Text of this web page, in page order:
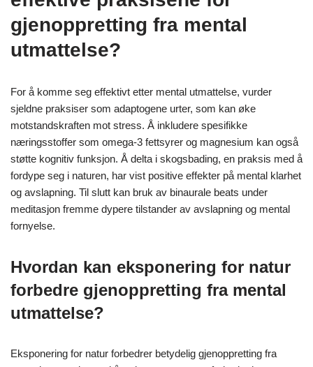
Hva er de sjeldne, men
effektive praksisene for
gjenoppretting fra mental
utmattelse?
For å komme seg effektivt etter mental utmattelse, vurder
motstandskraften mot stress. Å inkludere spesifikke
næringsstoffer som omega-3 fettsyrer og magnesium kan også
støtte kognitiv funksjon. Å delta i skogsbading, en praksis med å
fordype seg i naturen, har vist positive effekter på mental klarhet
meditasjon fremme dypere tilstander av avslapning og mental